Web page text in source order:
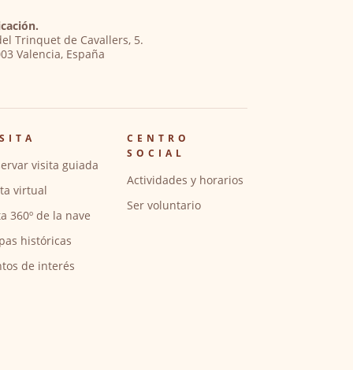
Trinquet de Cavallers, 5.
Valencia, España
visita guiada
virtual
360º de la nave
históricas
de interés
CENTRO
SOCIAL
Actividades y horarios
Ser voluntario